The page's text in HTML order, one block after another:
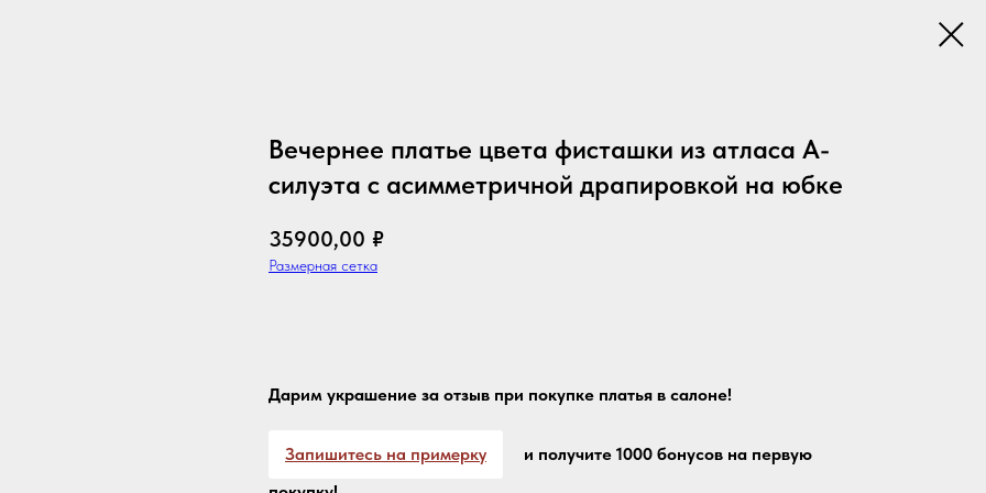
Вечернее платье цвета фисташки из атласа А-
силуэта с асимметричной драпировкой на юбке
35900,00 ₽
Размерная сетка
Дарим украшение за отзыв при покупке платья в салоне!
Запишитесь на примерку
и получите 1000 бонусов на первую